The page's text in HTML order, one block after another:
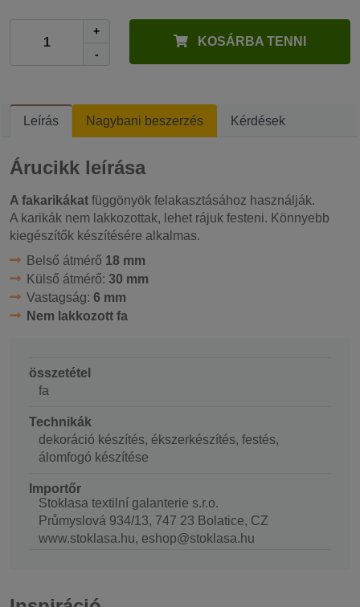
+
-
KOSÁRBA TENNI
Leírás Nagybani beszerzés Kérdések
Árucikk leírása
A fakarikákat függönyök felakasztásához használják.
A karikák nem lakkozottak, lehet rájuk festeni. Könnyebb
kiegészítők készítésére alkalmas.
Belső átmérő 18 mm
Külső átmérő: 30 mm
Vastagság: 6 mm
Nem lakkozott fa
összetétel
fa
Technikák
dekoráció készítés, ékszerkészítés, festés,
álomfogó készítése
Importőr
Stoklasa textilní galanterie s.r.o.
Průmyslová 934/13, 747 23 Bolatice, CZ
www.stoklasa.hu, eshop@stoklasa.hu